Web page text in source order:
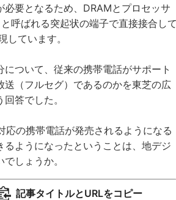
要となるため、DRAMとプロセッサ
呼ばれる突起状の端子で直接接合して
ています。
ついて、従来の携帯電話がサポート
（フルセグ）であるのかを東芝の広
回答でした。
の携帯電話が発売されるようになる
ようになったということは、地デジ
しょうか。
記事タイトルとURLをコピー